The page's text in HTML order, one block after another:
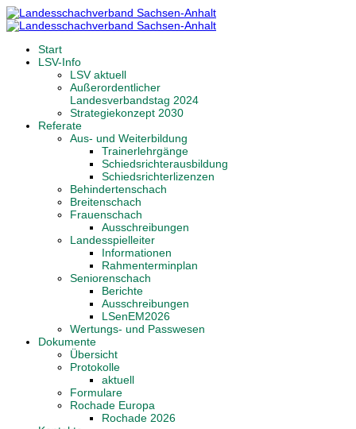
Start
LSV-Info
LSV aktuell
Außerordentlicher
Landesverbandstag 2024
Strategiekonzept 2030
Referate
Aus- und Weiterbildung
Trainerlehrgänge
Schiedsrichterausbildung
Schiedsrichterlizenzen
Behindertenschach
Breitenschach
Frauenschach
Ausschreibungen
Landesspielleiter
Informationen
Rahmenterminplan
Seniorenschach
Berichte
Ausschreibungen
LSenEM2026
Wertungs- und Passwesen
Dokumente
Übersicht
Protokolle
aktuell
Formulare
Rochade Europa
Rochade 2026